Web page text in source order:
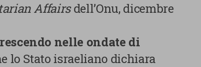
Affairsdell’Onu, dicembre
nelle ondate di
lo Stato israeliano dichiara